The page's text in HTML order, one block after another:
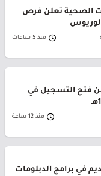
الصحية تعلن فرص
منذ 5 ساعات
فتح التسجيل في
منذ 12 ساعة
في برامج الدبلومات